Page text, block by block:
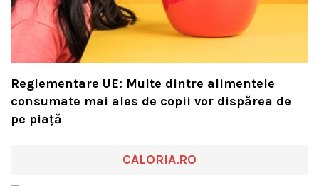
Reglementare UE: Multe dintre alimentele
consumate mai ales de copii vor dispărea de
pe piață
CALORIA.RO